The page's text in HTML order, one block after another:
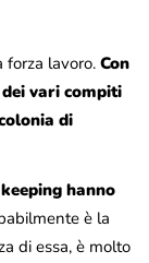
forza lavoro. Con
dei vari compiti
di
hanno
è la
di essa, è molto